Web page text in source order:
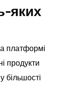
яких
платформі
продукти
більшості